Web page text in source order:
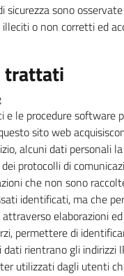
sicurezza sono
o non corretti ed
trattati
e le procedure software
sito web
alcuni dati personali
protocolli di
che non sono
identificati, ma che
elaborazioni
permettere di
rientrano gli indirizzi
utilizzati dagli utenti